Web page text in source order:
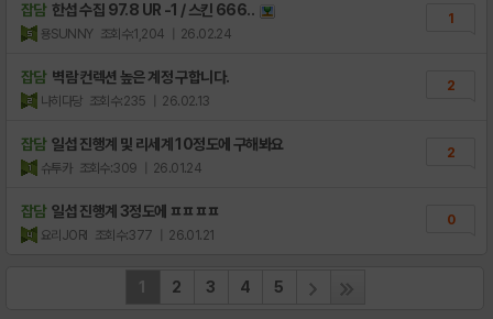
잡담 한섭 수집 97.8 UR -1 / 스킨 666..
용SUNNY 조회수:1,204 | 26.02.24
1
잡담 벽람 컨렉션 높은 계정 구합니다.
나히다당 조회수:235 | 26.02.13
2
잡담 일섭 진행계 및 리세계 10정도에 구해봐요
슈투카 조회수:309 | 26.01.24
2
잡담 일섭 진행계 3정도에 ㅍㅍㅍㅍ
요리JORI 조회수:377 | 26.01.21
0
1 2 3 4 5